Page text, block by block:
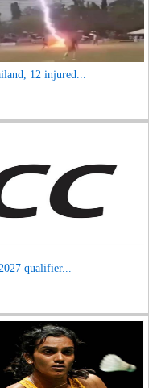
12 injured...
qualifier...